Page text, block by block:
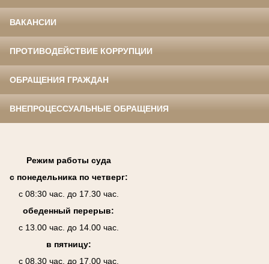
ВАКАНСИИ
ПРОТИВОДЕЙСТВИЕ КОРРУПЦИИ
ОБРАЩЕНИЯ ГРАЖДАН
ВНЕПРОЦЕССУАЛЬНЫЕ ОБРАЩЕНИЯ
Режим работы суда
с понедельника по четверг:
с 08:30 час. до 17.30 час.
обеденный перерыв:
с 13.00 час. до 14.00 час.
в пятницу:
с 08.30 час. до 17.00 час.